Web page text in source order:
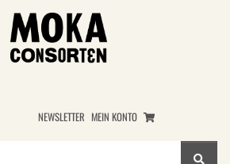
NEWSLETTER MEIN KONTO